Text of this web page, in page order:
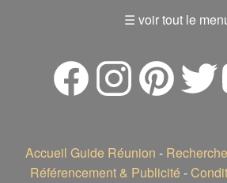
☰ voir tout le
Accueil Guide Réunion - Recherche
Référencement & Publicité -